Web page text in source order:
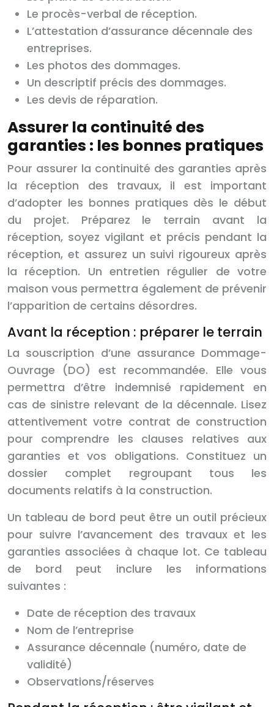
Le procès-verbal de réception.
L’attestation d’assurance décennale des
entreprises.
Les photos des dommages.
Un descriptif précis des dommages.
Les devis de réparation.
Assurer la continuité des
garanties : les bonnes pratiques
Pour assurer la continuité des garanties après
la réception des travaux, il est important
d’adopter les bonnes pratiques dès le début
du projet. Préparez le terrain avant la
réception, soyez vigilant et précis pendant la
réception, et assurez un suivi rigoureux après
la réception. Un entretien régulier de votre
maison vous permettra également de prévenir
l’apparition de certains désordres.
Avant la réception : préparer le terrain
La souscription d’une assurance Dommage-
Ouvrage (DO) est recommandée. Elle vous
permettra d’être indemnisé rapidement en
cas de sinistre relevant de la décennale. Lisez
attentivement votre contrat de construction
pour comprendre les clauses relatives aux
garanties et vos obligations. Constituez un
dossier complet regroupant tous les
documents relatifs à la construction.
Un tableau de bord peut être un outil précieux
pour suivre l’avancement des travaux et les
garanties associées à chaque lot. Ce tableau
de bord peut inclure les informations
suivantes :
Date de réception des travaux
Nom de l’entreprise
Assurance décennale (numéro, date de
validité)
Observations/réserves